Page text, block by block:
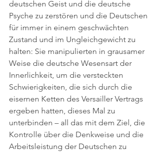
deutschen Geist und die deutsche
Psyche zu zerstören und die Deutschen
für immer in einem geschwächten
Zustand und im Ungleichgewicht zu
halten: Sie manipulierten in grausamer
Weise die deutsche Wesensart der
Innerlichkeit, um die versteckten
Schwierigkeiten, die sich durch die
eisernen Ketten des Versailler Vertrags
ergeben hatten, dieses Mal zu
unterbinden – all das mit dem Ziel, die
Kontrolle über die Denkweise und die
Arbeitsleistung der Deutschen zu